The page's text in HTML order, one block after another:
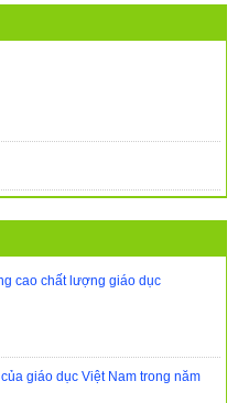
MẦM TRI THỨC DƯỚI MÁI
cao chất lượng giáo dục
giáo dục Việt Nam trong năm